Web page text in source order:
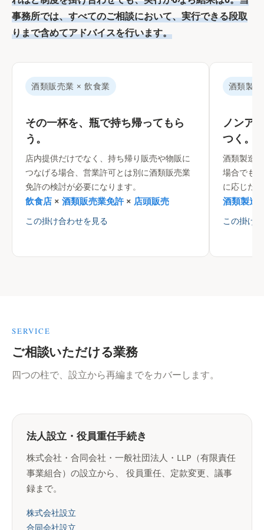
事務所では、すべてのご相談において、実行できる段取
りまで含めてアドバイスを行います。
酒類販売業 × 飲食業
その一杯を、瓶で持ち帰ってもら
う。
店内提供だけでなく、持ち帰り販売や物販に
つなげる場合、営業許可とは別に酒類販売業
免許の検討が必要になります。
飲食店 × 酒類販売業免許× 店頭販売
この掛け合わせを見る
酒類製
ノンア
つく。
酒類製造
場合でも
に応じた
酒類製造
この掛け
SERVICE
ご相談いただける業務
四つの柱で、設立から再編までをカバーします。
法人設立・役員重任手続き
株式会社・合同会社・一般社団法人・LLP（有限責任
事業組合）の設立から、 役員重任、定款変更、議事
録まで。
株式会社設立
合同会社設立